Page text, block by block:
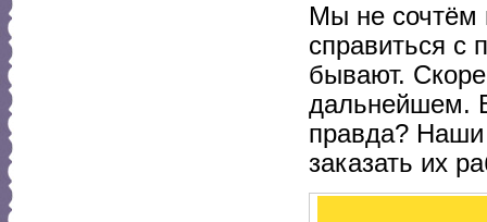
Мы не сочтём
справиться с
бывают.
дальнейшем.
правда? Наши
заказать их